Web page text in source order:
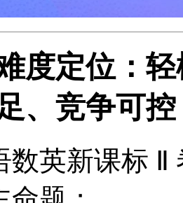
度定位：
、竞争可控
数英新课标 Ⅱ